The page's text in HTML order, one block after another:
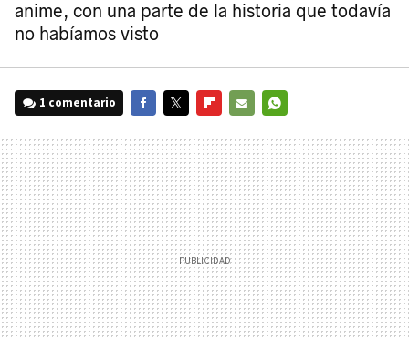
anime, con una parte de la historia que todavía
no habíamos visto
1 comentario
MAIL